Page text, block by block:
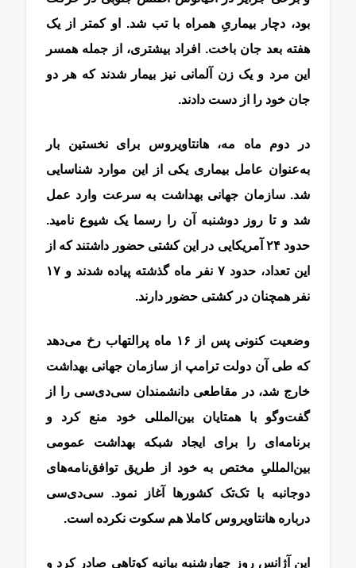
بود، دچار بیماریِ همراه با تب شد. او کمتر از یک
هفته بعد جان باخت. افراد بیشتری، از جمله همسر
این مرد و یک زن آلمانی نیز بیمار شدند که هر دو
جان خود را از دست دادند.
در دوم ماه مه، ‌هانتاویروس برای نخستین بار
به‌عنوان عامل بیماری یکی از این موارد شناسایی
شد. سازمان جهانی بهداشت به سرعت وارد عمل
شد و تا روز دوشنبه آن را رسما یک شیوع نامید.
حدود ۲۴ آمریکایی در این کشتی حضور داشتند که از
این تعداد، حدود ۷ نفر ماه گذشته پیاده شدند و ۱۷
نفر همچنان در کشتی حضور دارند.
وضعیت کنونی پس از ۱۶ ماه پرالتهاب رخ می‌دهد
که طی آن دولت ترامپ از سازمان جهانی بهداشت
خارج شد، در مقاطعی دانشمندان سی‌دی‌سی را از
گفت‌وگو با همتایان بین‌المللی خود منع کرد و
برنامه‌ای را برای ایجاد شبکه بهداشت عمومی
بین‌المللیِ مختص به خود از طریق توافق‌نامه‌های
دوجانبه با تک‌تک کشورها آغاز نمود. سی‌دی‌سی
درباره ‌هانتاویروس کاملا هم سکوت نکرده است.
این آژانس روز چهارشنبه بیانیه کوتاهی صادر کرد و